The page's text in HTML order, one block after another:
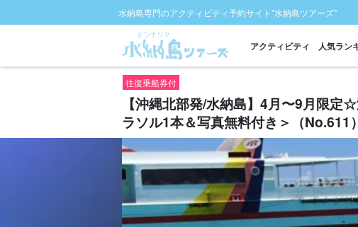
水納島専門のアクティビティ予約サイト"水納島ツアーズ"
アクティビティ 人気ラン
往復乗船券付
【沖縄北部発/水納島】4月〜9月限
ラソル1本＆写真無料付き＞（No.611）